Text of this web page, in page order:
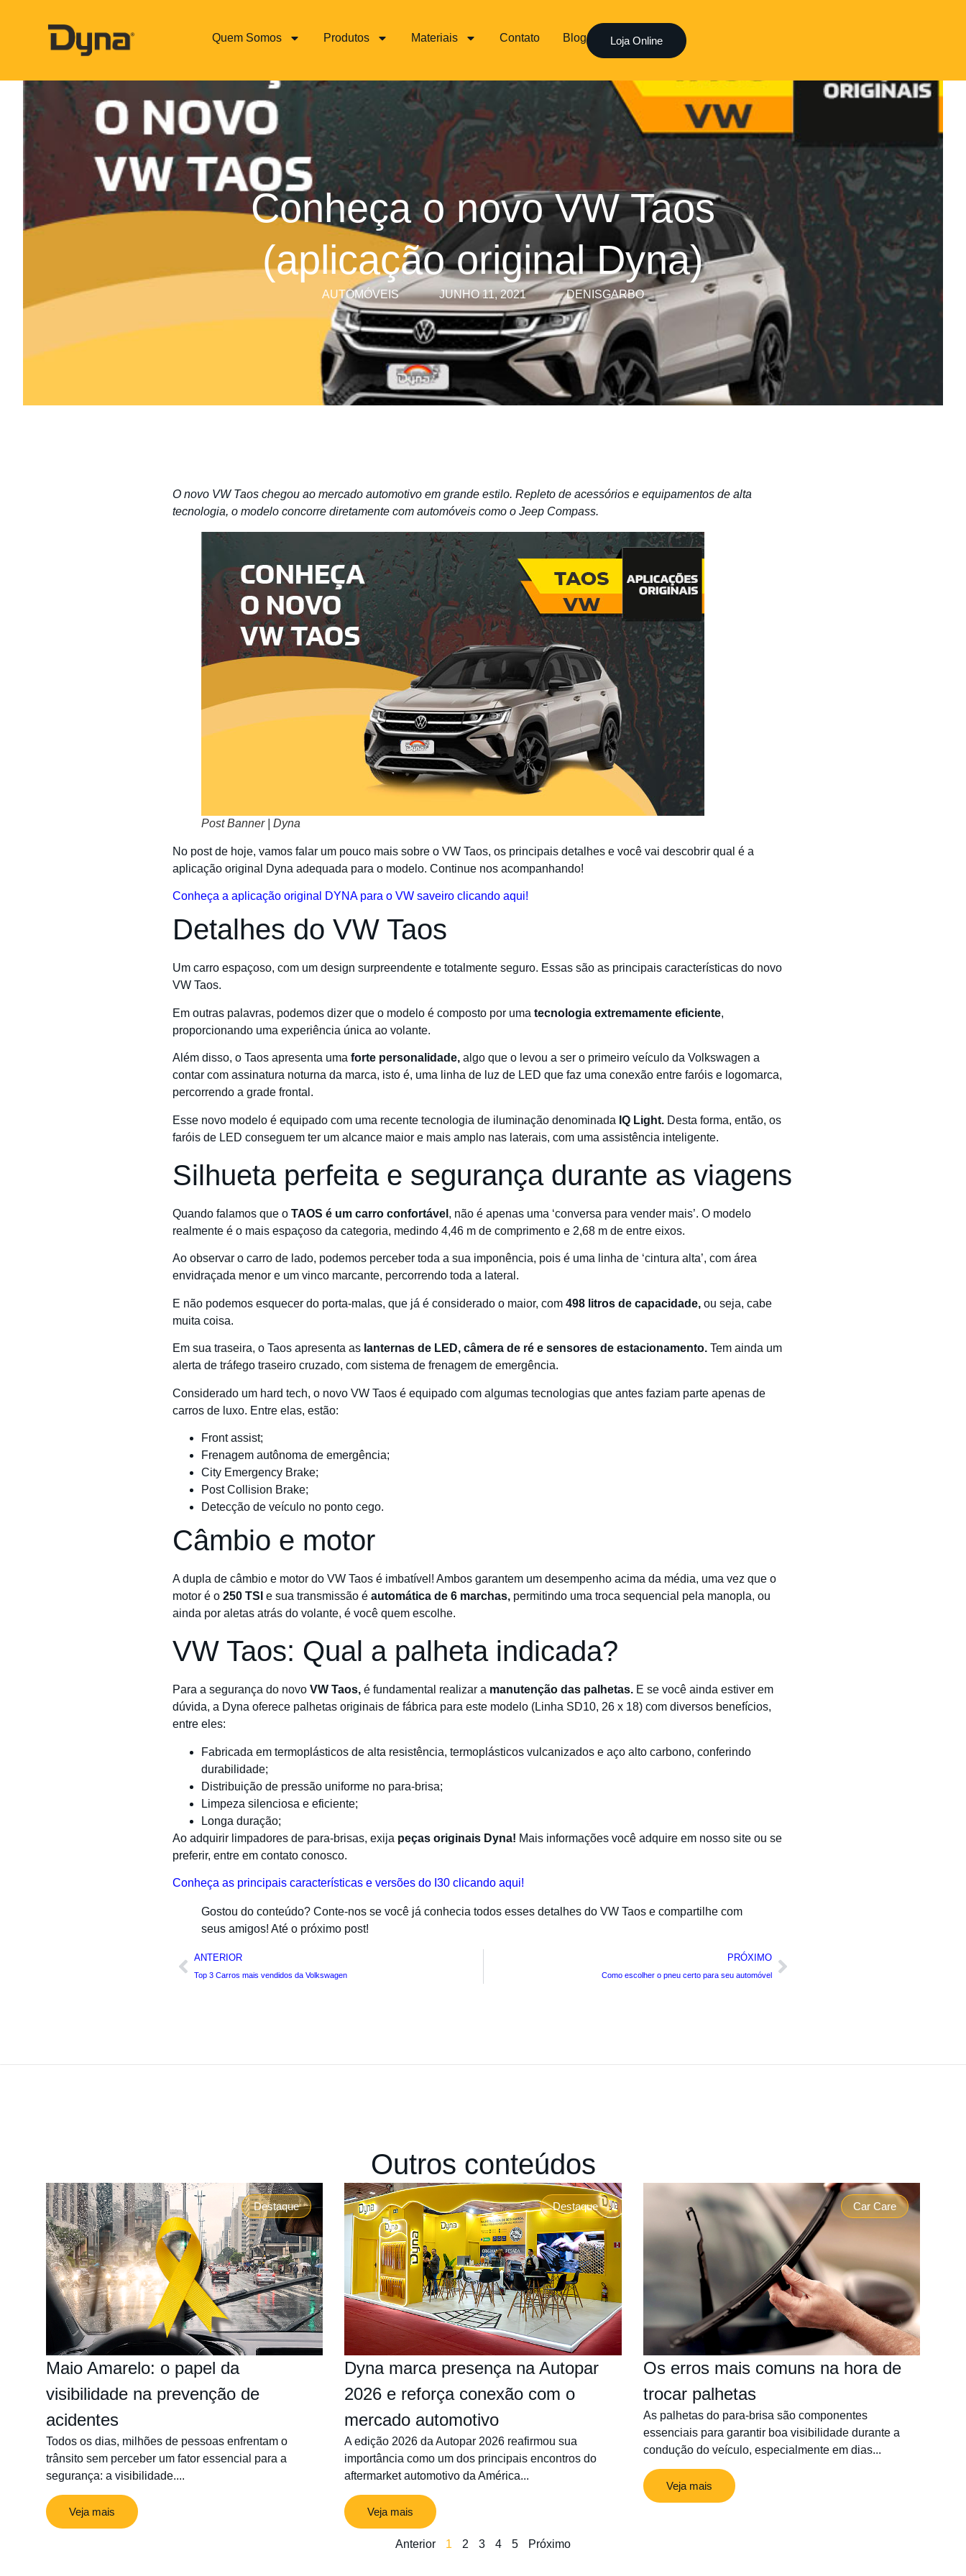
Quem Somos Produtos Materiais Contato Blog Loja Online
Conheça o novo VW Taos
(aplicação original Dyna)
AUTOMÓVEIS JUNHO 11, 2021 DENISGARBO
O novo VW Taos chegou ao mercado automotivo em grande estilo. Repleto de acessórios e equipamentos de alta
tecnologia, o modelo concorre diretamente com automóveis como o Jeep Compass.
Post Banner | Dyna
No post de hoje, vamos falar um pouco mais sobre o VW Taos, os principais detalhes e você vai descobrir qual é a
aplicação original Dyna adequada para o modelo. Continue nos acompanhando!
Conheça a aplicação original DYNA para o VW saveiro clicando aqui!
Detalhes do VW Taos
Um carro espaçoso, com um design surpreendente e totalmente seguro. Essas são as principais características do novo
VW Taos.
Em outras palavras, podemos dizer que o modelo é composto por uma tecnologia extremamente eficiente,
proporcionando uma experiência única ao volante.
Além disso, o Taos apresenta uma forte personalidade, algo que o levou a ser o primeiro veículo da Volkswagen a
contar com assinatura noturna da marca, isto é, uma linha de luz de LED que faz uma conexão entre faróis e logomarca,
percorrendo a grade frontal.
Esse novo modelo é equipado com uma recente tecnologia de iluminação denominada IQ Light. Desta forma, então, os
faróis de LED conseguem ter um alcance maior e mais amplo nas laterais, com uma assistência inteligente.
Silhueta perfeita e segurança durante as viagens
Quando falamos que o TAOS é um carro confortável , não é apenas uma ‘conversa para vender mais’. O modelo
realmente é o mais espaçoso da categoria, medindo 4,46 m de comprimento e 2,68 m de entre eixos.
Ao observar o carro de lado, podemos perceber toda a sua imponência, pois é uma linha de ‘cintura alta’, com área
envidraçada menor e um vinco marcante, percorrendo toda a lateral.
E não podemos esquecer do porta-malas, que já é considerado o maior, com 498 litros de capacidade, ou seja, cabe
muita coisa.
Em sua traseira, o Taos apresenta as lanternas de LED, câmera de ré e sensores de estacionamento. Tem ainda um
alerta de tráfego traseiro cruzado, com sistema de frenagem de emergência.
Considerado um hard tech, o novo VW Taos é equipado com algumas tecnologias que antes faziam parte apenas de
carros de luxo. Entre elas, estão:
Front assist;
Frenagem autônoma de emergência;
City Emergency Brake;
Post Collision Brake;
Detecção de veículo no ponto cego.
Câmbio e motor
A dupla de câmbio e motor do VW Taos é imbatível! Ambos garantem um desempenho acima da média, uma vez que o
motor é o 250 TSI e sua transmissão é automática de 6 marchas, permitindo uma troca sequencial pela manopla, ou
ainda por aletas atrás do volante, é você quem escolhe.
VW Taos: Qual a palheta indicada?
Para a segurança do novo VW Taos, é fundamental realizar a manutenção das palhetas. E se você ainda estiver em
dúvida, a Dyna oferece palhetas originais de fábrica para este modelo (Linha SD10, 26 x 18) com diversos benefícios,
entre eles:
Fabricada em termoplásticos de alta resistência, termoplásticos vulcanizados e aço alto carbono, conferindo
durabilidade;
Distribuição de pressão uniforme no para-brisa;
Limpeza silenciosa e eficiente;
Longa duração;
Ao adquirir limpadores de para-brisas, exija peças originais Dyna! Mais informações você adquire em nosso site ou se
preferir, entre em contato conosco.
​Conheça as principais características e versões do I30 clicando aqui!
Gostou do conteúdo? Conte-nos se você já conhecia todos esses detalhes do VW Taos e compartilhe com
seus amigos! Até o próximo post!
ANTERIOR
Top 3 Carros mais vendidos da Volkswagen
PRÓXIMO
Como escolher o pneu certo para seu automóvel
Outros conteúdos
Destaque
Maio Amarelo: o papel da
visibilidade na prevenção de
acidentes
Todos os dias, milhões de pessoas enfrentam o
trânsito sem perceber um fator essencial para a
segurança: a visibilidade....
Veja mais
Destaque
Dyna marca presença na Autopar
2026 e reforça conexão com o
mercado automotivo
A edição 2026 da Autopar 2026 reafirmou sua
importância como um dos principais encontros do
aftermarket automotivo da América...
Veja mais
Car Care
Os erros mais comuns na hora de
trocar palhetas
As palhetas do para-brisa são componentes
essenciais para garantir boa visibilidade durante a
condução do veículo, especialmente em dias...
Veja mais
Anterior 1 2 3 4 5 Próximo